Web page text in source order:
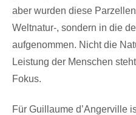
aber wurden diese
Weltnatur-, sondern in die
aufgenommen. Nicht die
Leistung der Menschen
Fokus.
Für Guillaume d’Angerville